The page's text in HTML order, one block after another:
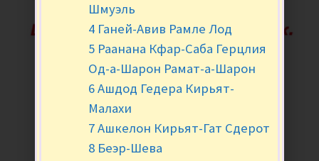
Шмуэль
4 Ганей-Авив Рамле Лод
5 Раанана Кфар-Саба Герцлия
Од-а-Шарон Рамат-а-Шарон
6 Ашдод Гедера Кирьят-
Малахи
7 Ашкелон Кирьят-Гат Сдерот
8 Беэр-Шева